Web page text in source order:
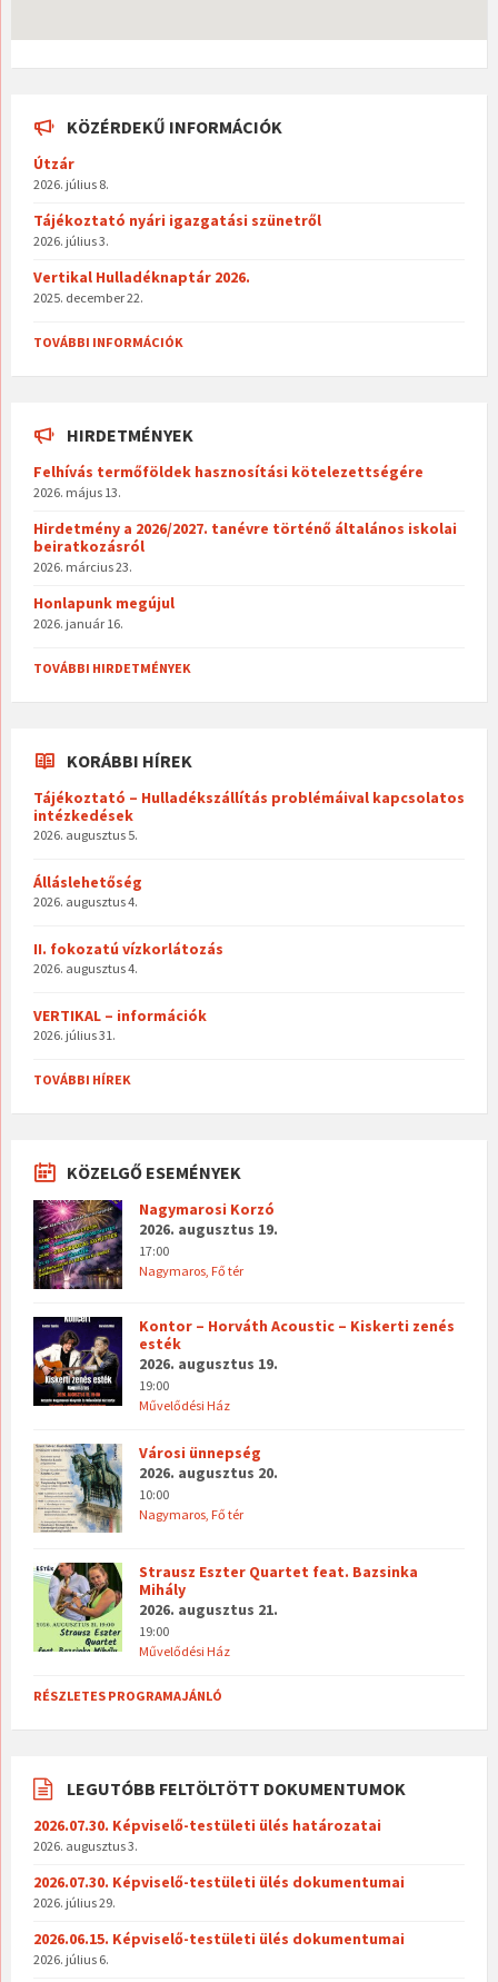
KÖZÉRDEKŰ INFORMÁCIÓK
Útzár
2026. július 8.
Tájékoztató nyári igazgatási szünetről
2026. július 3.
Vertikal Hulladéknaptár 2026.
2025. december 22.
TOVÁBBI INFORMÁCIÓK
HIRDETMÉNYEK
Felhívás termőföldek hasznosítási kötelezettségére
2026. május 13.
Hirdetmény a 2026/2027. tanévre történő általános iskolai
beiratkozásról
2026. március 23.
Honlapunk megújul
2026. január 16.
TOVÁBBI HIRDETMÉNYEK
KORÁBBI HÍREK
Tájékoztató – Hulladékszállítás problémáival kapcsolatos
intézkedések
2026. augusztus 5.
Álláslehetőség
2026. augusztus 4.
II. fokozatú vízkorlátozás
2026. augusztus 4.
VERTIKAL – információk
2026. július 31.
TOVÁBBI HÍREK
KÖZELGŐ ESEMÉNYEK
Nagymarosi Korzó
2026. augusztus 19.
17:00
Nagymaros, Fő tér
Kontor – Horváth Acoustic – Kiskerti zenés
esték
2026. augusztus 19.
19:00
Művelődési Ház
Városi ünnepség
2026. augusztus 20.
10:00
Nagymaros, Fő tér
Strausz Eszter Quartet feat. Bazsinka
Mihály
2026. augusztus 21.
19:00
Művelődési Ház
RÉSZLETES PROGRAMAJÁNLÓ
LEGUTÓBB FELTÖLTÖTT DOKUMENTUMOK
2026.07.30. Képviselő-testületi ülés határozatai
2026. augusztus 3.
2026.07.30. Képviselő-testületi ülés dokumentumai
2026. július 29.
2026.06.15. Képviselő-testületi ülés dokumentumai
2026. július 6.